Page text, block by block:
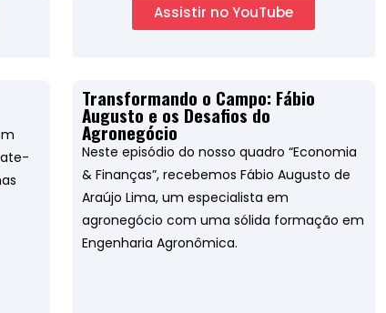
Assistir no YouTube
Transformando o Campo: Fábio
Augusto e os Desafios do
Agronegócio
Neste episódio do nosso quadro “Economia
& Finanças”, recebemos Fábio Augusto de
Araújo Lima, um especialista em
agronegócio com uma sólida formação em
Engenharia Agronômica.